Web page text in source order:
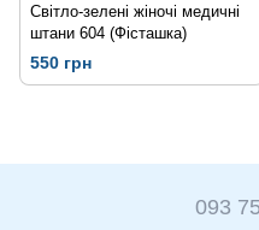
Світло-зелені жіночі медичні
штани 604 (Фісташка)
550 грн
093